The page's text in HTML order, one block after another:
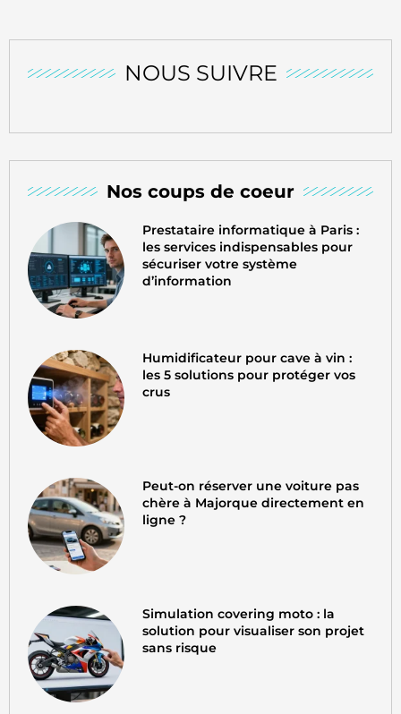
NOUS SUIVRE
Nos coups de coeur
Prestataire informatique à Paris :
les services indispensables pour
sécuriser votre système
d’information
Humidificateur pour cave à vin :
les 5 solutions pour protéger vos
crus
Peut-on réserver une voiture pas
chère à Majorque directement en
ligne ?
Simulation covering moto : la
solution pour visualiser son projet
sans risque